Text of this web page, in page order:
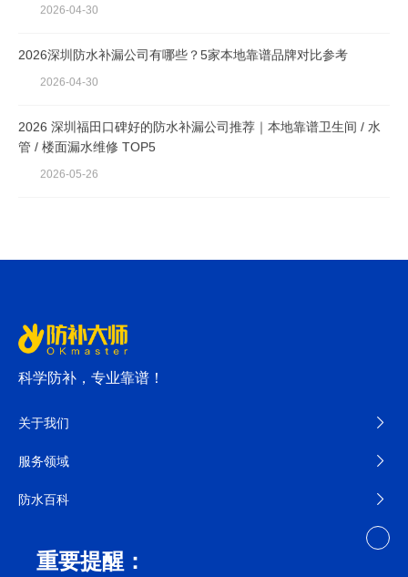
2026-04-30
2026深圳防水补漏公司有哪些？5家本地靠谱品牌对比参考
2026-04-30
2026 深圳福田口碑好的防水补漏公司推荐｜本地靠谱卫生间 / 水
管 / 楼面漏水维修 TOP5
2026-05-26
科学防补，专业靠谱！
关于我们
服务领域
防水百科
重要提醒：